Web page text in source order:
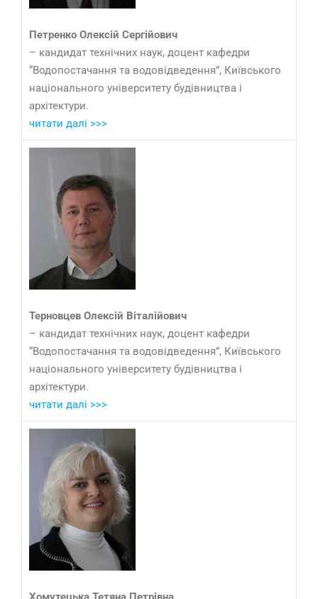
Петренко Олексій Сергійович
– кандидат технічних наук, доцент кафедри
“Водопостачання та водовідведення”, Київського
національного університету будівництва і
архітектури.
читати далі >>>
Терновцев Олексій Віталійович
– кандидат технічних наук, доцент кафедри
“Водопостачання та водовідведення”, Київського
національного університету будівництва і
архітектури.
читати далі >>>